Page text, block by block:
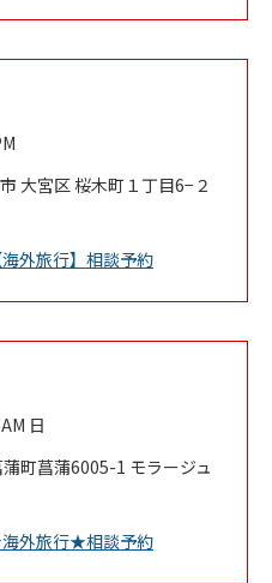
大宮区桜木町１丁目6−２
Opens in New Tab
海外旅行】相談予約
日
町菖蒲6005-1 モラージュ
Opens in New Tab
外旅行★相談予約